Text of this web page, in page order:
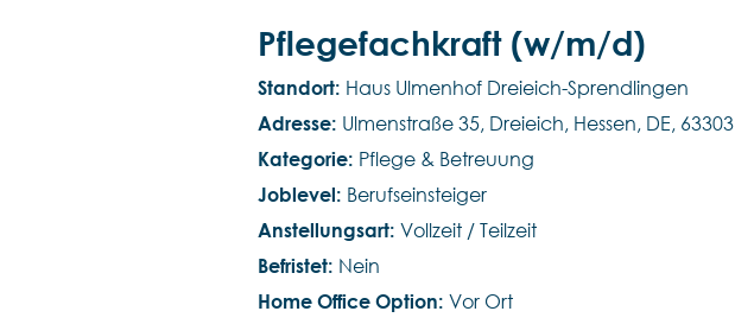
Pflegefachkraft (w/m/d)
Haus Ulmenhof Dreieich-Sprendlingen
Ulmenstraße 35, Dreieich, Hessen, DE, 63303
Pflege & Betreuung
Berufseinsteiger
Vollzeit / Teilzeit
Nein
Vor Ort